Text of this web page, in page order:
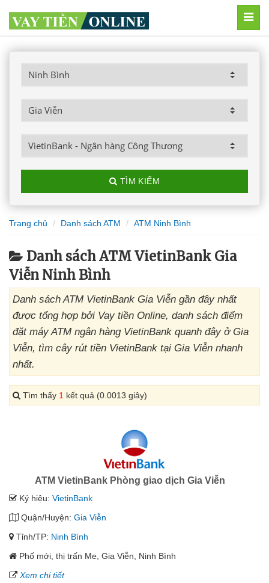
TÌM KIẾM
Trang chủ Danh sách ATM ATM Ninh Bình
Danh sách ATM VietinBank Gia
Viễn Ninh Bình
Danh sách ATM VietinBank Gia Viễn gần đây nhất
được tổng hợp bởi Vay tiền Online, danh sách điểm
đặt máy ATM ngân hàng VietinBank quanh đây ở Gia
Viễn, tìm cây rút tiền VietinBank tại Gia Viễn nhanh
nhất.
Tìm thấy 1 kết quả (0.0013 giây)
ATM VietinBank Phòng giao dịch Gia Viễn
Ký hiệu: VietinBank
Quận/Huyện: Gia Viễn
Tỉnh/TP: Ninh Bình
Phố mới, thị trấn Me, Gia Viễn, Ninh Bình
Xem chi tiết